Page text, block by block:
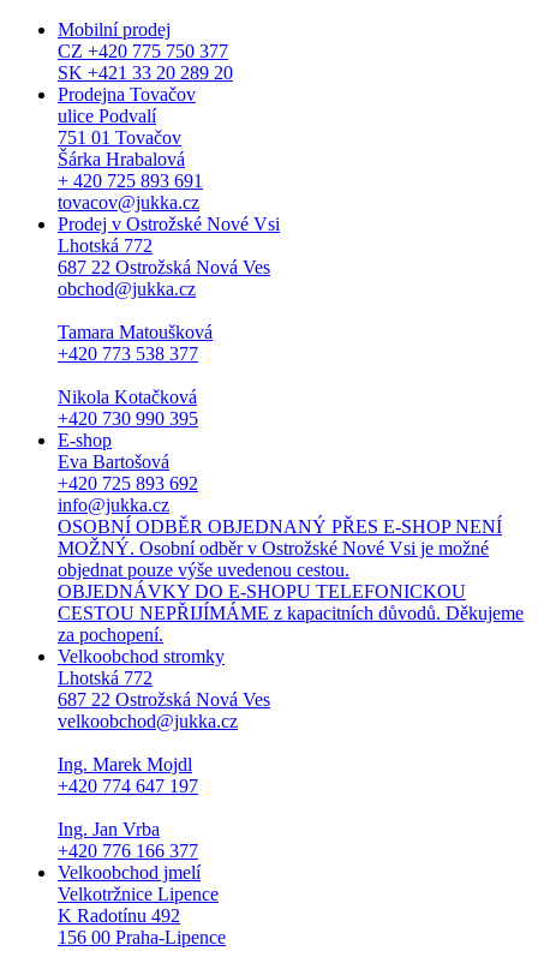
Mobilní prodej
CZ +420 775 750 377
SK +421 33 20 289 20
Prodejna Tovačov
ulice Podvalí
751 01 Tovačov
Šárka Hrabalová
+ 420 725 893 691
tovacov@jukka.cz
Prodej v Ostrožské Nové Vsi
Lhotská 772
687 22 Ostrožská Nová Ves
obchod@jukka.cz
Tamara Matoušková
+420 773 538 377
Nikola Kotačková
+420 730 990 395
E-shop
Eva Bartošová
+420 725 893 692
info@jukka.cz
OSOBNÍ ODBĚR OBJEDNANÝ PŘES E-SHOP NENÍ
MOŽNÝ. Osobní odběr v Ostrožské Nové Vsi je možné
objednat pouze výše uvedenou cestou.
OBJEDNÁVKY DO E-SHOPU TELEFONICKOU
CESTOU NEPŘIJÍMÁME z kapacitních důvodů. Děkujeme
za pochopení.
Velkoobchod stromky
Lhotská 772
687 22 Ostrožská Nová Ves
velkoobchod@jukka.cz
Ing. Marek Mojdl
+420 774 647 197
Ing. Jan Vrba
+420 776 166 377
Velkoobchod jmelí
Velkotržnice Lipence
K Radotínu 492
156 00 Praha-Lipence